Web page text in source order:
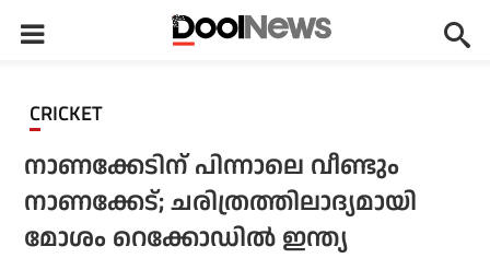
CRICKET
നാണക്കേടിന് പിന്നാലെ വീണ്ടും
നാണക്കേട്; ചരിത്രത്തിലാദ്യമായി
മോശം റെക്കോഡില്‍ ഇന്ത്യ